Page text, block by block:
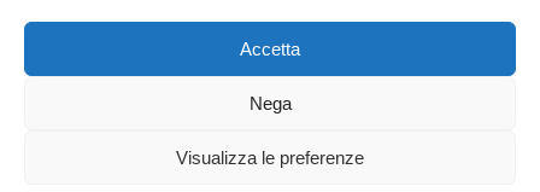
Accetta
Nega
Visualizza le preferenze
Copyright Comunità di Sant'Egidio